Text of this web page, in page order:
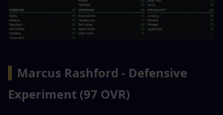
Marcus Rashford - Defensive
Experiment (97 OVR)